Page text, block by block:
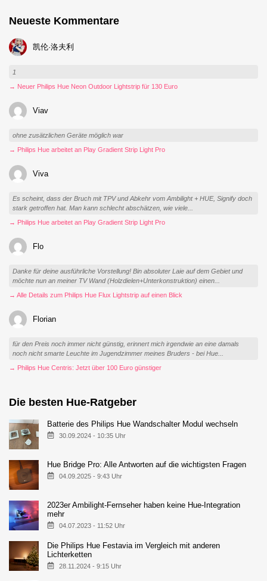
Neueste Kommentare
凯伦·洛夫利
1
→ Neuer Philips Hue Neon Outdoor Lightstrip für 130 Euro
Viav
ohne zusätzlichen Geräte möglich war
→ Philips Hue arbeitet an Play Gradient Strip Light Pro
Viva
Es scheint, dass der Bruch mit TPV und Abkehr vom Ambilight + HUE, Signify doch
stark getroffen hat. Man kann schlecht abschätzen, wie viele...
→ Philips Hue arbeitet an Play Gradient Strip Light Pro
Flo
Danke für deine ausführliche Vorstellung! Bin absoluter Laie auf dem Gebiet und
möchte nun an meiner TV Wand (Holzdielen+Unterkonstruktion) einen...
→ Alle Details zum Philips Hue Flux Lightstrip auf einen Blick
Florian
für den Preis noch immer nicht günstig, erinnert mich irgendwie an eine damals
noch nicht smarte Leuchte im Jugendzimmer meines Bruders - bei Hue...
→ Philips Hue Centris: Jetzt über 100 Euro günstiger
Die besten Hue-Ratgeber
Batterie des Philips Hue Wandschalter Modul wechseln
30.09.2024 - 10:35 Uhr
Hue Bridge Pro: Alle Antworten auf die wichtigsten Fragen
04.09.2025 - 9:43 Uhr
2023er Ambilight-Fernseher haben keine Hue-Integration
mehr
04.07.2023 - 11:52 Uhr
Die Philips Hue Festavia im Vergleich mit anderen
Lichterketten
28.11.2024 - 9:15 Uhr